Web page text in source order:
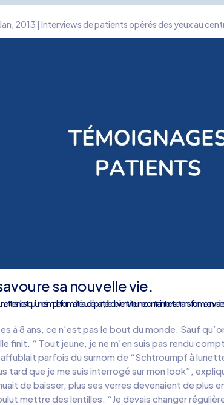
2013 | Interviews de patients opérés des yeux au
sa nouvelle vie.
n’est qu’une simple formalité au départ, elle devient vite une contrainte et se transforme en
à 8 ans, ce n’est pas le bout du monde. Sauf
finit. “ Tout jeune, je ne m’en suis pas rendu
parfois du surnom de “Schtroumpf à
tard que je me suis interrogé sur mon look”,
de baisser, plus ses verres devenaient de plus
mettre des lentilles. “Je devais changer